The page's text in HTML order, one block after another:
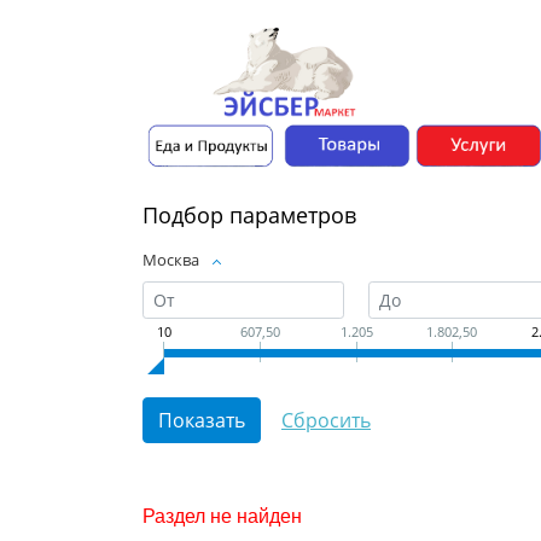
Подбор параметров
Москва
10 607,50 1.205 1.802,50
Раздел не найден